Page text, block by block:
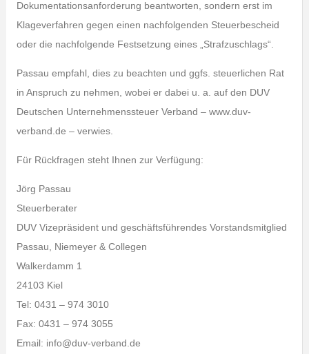
Dokumentationsanforderung beantworten, sondern erst im
Klageverfahren gegen einen nachfolgenden Steuerbescheid
oder die nachfolgende Festsetzung eines „Strafzuschlags“.
Passau empfahl, dies zu beachten und ggfs. steuerlichen Rat
in Anspruch zu nehmen, wobei er dabei u. a. auf den DUV
Deutschen Unternehmenssteuer Verband – www.duv-
verband.de – verwies.
Für Rückfragen steht Ihnen zur Verfügung:
Jörg Passau
Steuerberater
DUV Vizepräsident und geschäftsführendes Vorstandsmitglied
Passau, Niemeyer & Collegen
Walkerdamm 1
24103 Kiel
Tel: 0431 – 974 3010
Fax: 0431 – 974 3055
Email: info@duv-verband.de